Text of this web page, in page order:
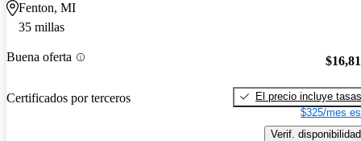
Fenton, MI
35 millas
Buena oferta
Certificados por terceros
El precio incluye tasas
$325/mes
Verif. disponibilidad